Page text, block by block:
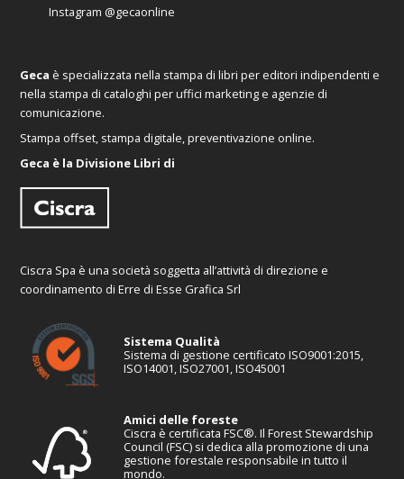
Instagram @gecaonline
Geca è specializzata nella stampa di libri per editori indipendenti e
nella stampa di cataloghi per uffici marketing e agenzie di
comunicazione.
Stampa offset, stampa digitale, preventivazione online.
Geca è la Divisione Libri di
Ciscra Spa è una società soggetta all’attività di direzione e
coordinamento di Erre di Esse Grafica Srl
Sistema Qualità
Sistema di gestione certificato ISO9001:2015,
ISO14001, ISO27001, ISO45001
Amici delle foreste
Ciscra è certificata FSC®. Il Forest Stewardship
Council (FSC) si dedica alla promozione di una
gestione forestale responsabile in tutto il
mondo.